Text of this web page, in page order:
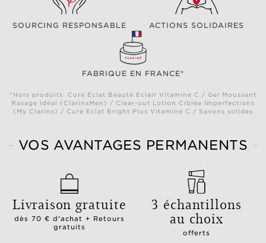
SOURCING RESPONSABLE ACTIONS SOLIDAIRES
FABRIQUE EN FRANCE*
*Hors produits: Cure Eclat Beauté Eclair Vitamine C / Gel Moussant
Rasage Idéal (ClarinsMen) / Clear-out Lotion Ciblée Imperfections
(My Clarins) / Cure Eclat Bright Plus Vitamine C / Savons solides
VOS AVANTAGES PERMANENTS
Livraison gratuite
dès 70 € d'achat + Retours
gratuits
3 échantillons
au choix
offerts